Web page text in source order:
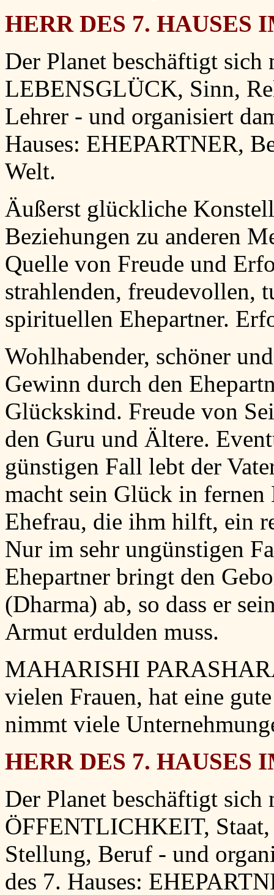
HERR DES 7. HAUSES
Der Planet beschäftigt sich
LEBENSGLÜCK, Sinn,
Lehrer - und organisiert
Hauses: EHEPARTNER,
Welt.
Äußerst glückliche
Beziehungen zu anderen
Quelle von Freude und
strahlenden, freudevollen,
spirituellen Ehepartner.
Wohlhabender, schöner
Gewinn durch den
Glückskind. Freude von
den Guru und Ältere.
günstigen Fall lebt der
macht sein Glück in
Ehefrau, die ihm hilft, ein
Nur im sehr ungünstigen
Ehepartner bringt den
(Dharma) ab, so dass er
Armut erdulden muss.
MAHARISHI
vielen Frauen, hat eine
nimmt viele
HERR DES 7. HAUSES
Der Planet beschäftigt sich
ÖFFENTLICHKEIT,
Stellung, Beruf - und
des 7. Hauses: